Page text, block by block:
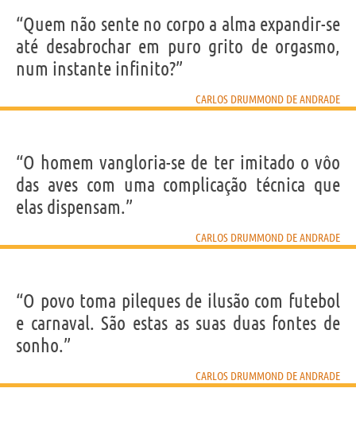
“Quem não sente no corpo a alma expandir-se
até desabrochar em puro grito de orgasmo,
num instante infinito?”
CARLOS DRUMMOND DE ANDRADE
“O homem vangloria-se de ter imitado o vôo
das aves com uma complicação técnica que
elas dispensam.”
CARLOS DRUMMOND DE ANDRADE
“O povo toma pileques de ilusão com futebol
e carnaval. São estas as suas duas fontes de
sonho.”
CARLOS DRUMMOND DE ANDRADE